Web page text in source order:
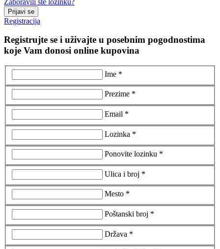
Prijavi se
Registracija
Registrujte se i uživajte u posebnim pogodnostima
koje Vam donosi online kupovina
Ime *
Prezime *
Email *
Lozinka *
Ponovite lozinku *
Ulica i broj *
Mesto *
Poštanski broj *
Država *